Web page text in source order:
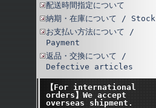
配送時間指定について
納期・在庫について / Stock
お支払い方法について /
Payment
返品・交換について /
Defective articles
【For international
orders】We accept
overseas shipment.